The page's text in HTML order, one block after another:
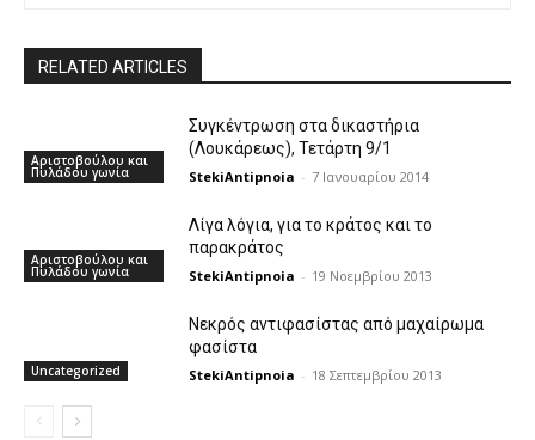
RELATED ARTICLES
Αριστοβούλου και
Πυλάδου γωνία
Συγκέντρωση στα δικαστήρια
(Λουκάρεως), Τετάρτη 9/1
StekiAntipnoia - 7 Ιανουαρίου 2014
Αριστοβούλου και
Πυλάδου γωνία
Λίγα λόγια, για το κράτος και το
παρακράτος
StekiAntipnoia - 19 Νοεμβρίου 2013
Uncategorized
Νεκρός αντιφασίστας από μαχαίρωμα
φασίστα
StekiAntipnoia - 18 Σεπτεμβρίου 2013